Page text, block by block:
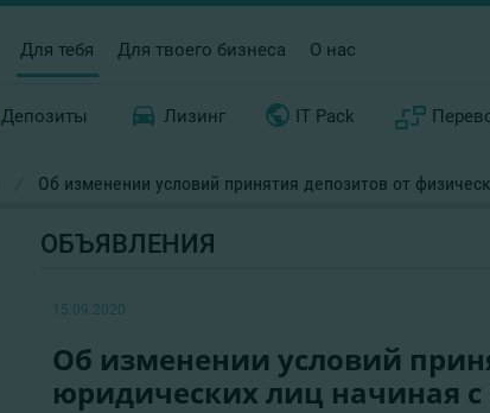
Для тебя Для твоего бизнеса О нас
Депозиты Лизинг IT Pack
Об изменении условий принятия депозитов от
ОБЪЯВЛЕНИЯ
15.09.2020
Об изменении условий
юридических лиц начиная с